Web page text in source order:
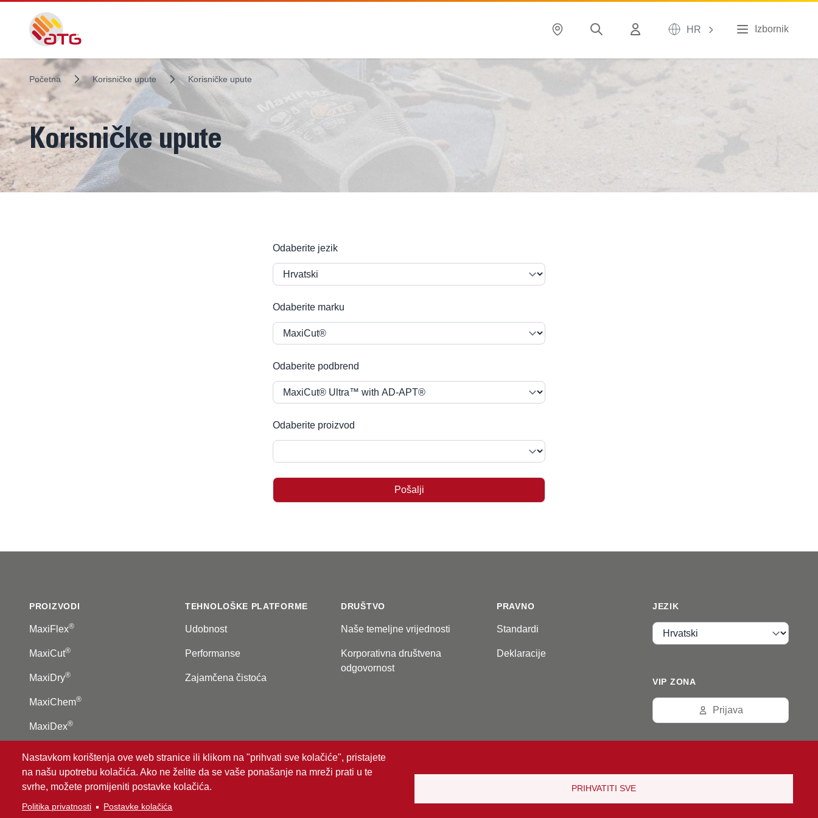
HR Izbornik
Početna Korisničke upute Korisničke upute
Korisničke upute
Odaberite jezik
Odaberite marku
Odaberite podbrend
Odaberite proizvod
PROIZVODI
MaxiFlex®
MaxiCut®
MaxiDry®
MaxiChem®
MaxiDex®
TEHNOLOŠKE PLATFORME
Udobnost
Performanse
Zajamčena čistoća
DRUŠTVO
Naše temeljne vrijednosti
Korporativna društvena
odgovornost
PRAVNO
Standardi
Deklaracije
Nastavkom korištenja ove web stranice ili klikom na "prihvati sve kolačiće", pristajete
na našu upotrebu kolačića. Ako ne želite da se vaše ponašanje na mreži prati u te
svrhe, možete promijeniti postavke kolačića.
Politika privatnosti Postavke kolačića
PRIHVATITI SVE
JEZIK
Jezik
VIP ZONA
Prijava
© 2026 ATG ®
Intelligent Glove Solutions. Sva prava pridržana.
Politika privatnosti
Odricanje od odgovornosti